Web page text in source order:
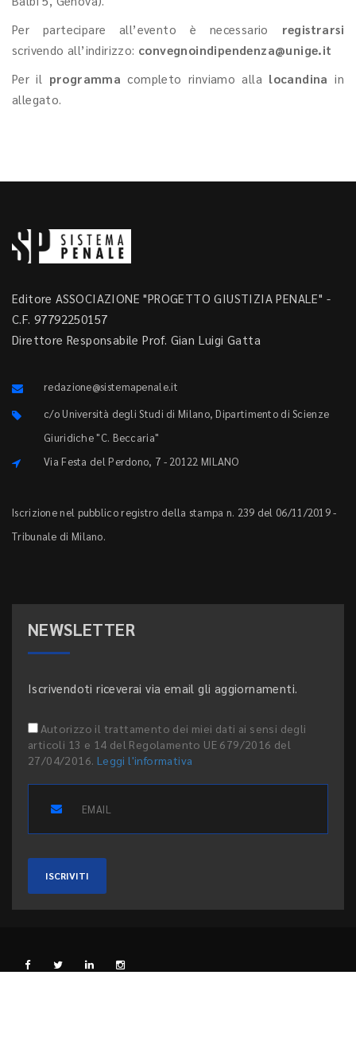
Per partecipare all’evento è necessario registrarsi
scrivendo all’indirizzo: convegnoindipendenza@unige.it
Per il programma completo rinviamo alla locandina in
allegato.
Editore ASSOCIAZIONE "PROGETTO GIUSTIZIA PENALE" -
C.F. 97792250157
Direttore Responsabile Prof. Gian Luigi Gatta
redazione@sistemapenale.it
c/o Università degli Studi di Milano, Dipartimento di Scienze
Giuridiche "C. Beccaria"
Via Festa del Perdono, 7 - 20122 MILANO
Iscrizione nel pubblico registro della stampa n. 239 del 06/11/2019 -
Tribunale di Milano.
NEWSLETTER
Iscrivendoti riceverai via email gli aggiornamenti.
Autorizzo il trattamento dei miei dati ai sensi degli
articoli 13 e 14 del Regolamento UE 679/2016 del
27/04/2016. Leggi l'informativa
ISCRIVITI